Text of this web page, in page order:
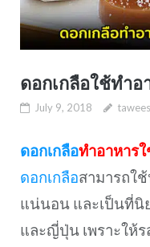
ดอกเกลือใช้ทำอ
July 9, 2018
ดอกเกลือทำอาหาร
ดอกเกลือสามารถใ
แน่นอน และเป็นที่นิ
และญี่ปุ่น เพราะให้